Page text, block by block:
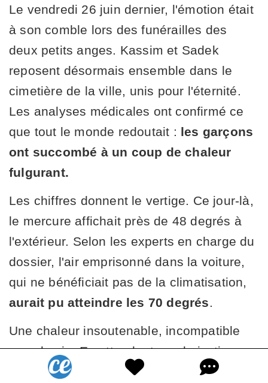
Le vendredi 26 juin dernier, l'émotion était
à son comble lors des funérailles des
deux petits anges. Kassim et Sadek
reposent désormais ensemble dans le
cimetière de la ville, unis pour l'éternité.
Les analyses médicales ont confirmé ce
que tout le monde redoutait : les garçons
ont succombé à un coup de chaleur
fulgurant.
Les chiffres donnent le vertige. Ce jour-là,
le mercure affichait près de 48 degrés à
l'extérieur. Selon les experts en charge du
dossier, l'air emprisonné dans la voiture,
qui ne bénéficiait pas de la climatisation,
aurait pu atteindre les 70 degrés.
Une chaleur insoutenable, incompatible
avec la vie. En attendant que la justice
rende ses conclusions finales, c'est toute